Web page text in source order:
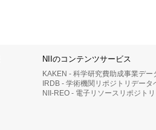
NIIのコンテンツサービス
KAKEN - 科学研究費助成事業デー
IRDB - 学術機関リポジトリデータ
NII-REO - 電子リソースリポジトリ